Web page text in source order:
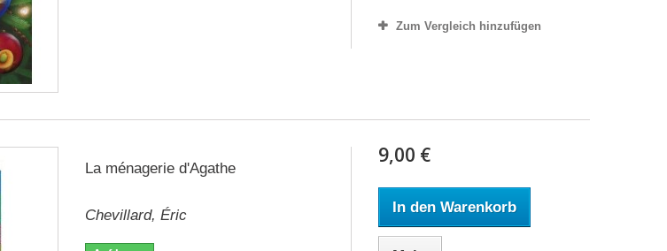
Zum Vergleich hinzufügen
La ménagerie d'Agathe
Chevillard, Éric
9,00 €
In den Warenkorb